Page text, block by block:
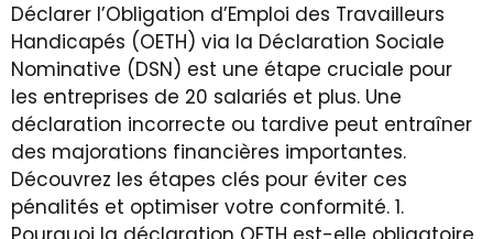
Déclarer l’Obligation d’Emploi des Travailleurs
Handicapés (OETH) via la Déclaration Sociale
Nominative (DSN) est une étape cruciale pour
les entreprises de 20 salariés et plus. Une
déclaration incorrecte ou tardive peut entraîner
des majorations financières importantes.
Découvrez les étapes clés pour éviter ces
pénalités et optimiser votre conformité. 1.⁠